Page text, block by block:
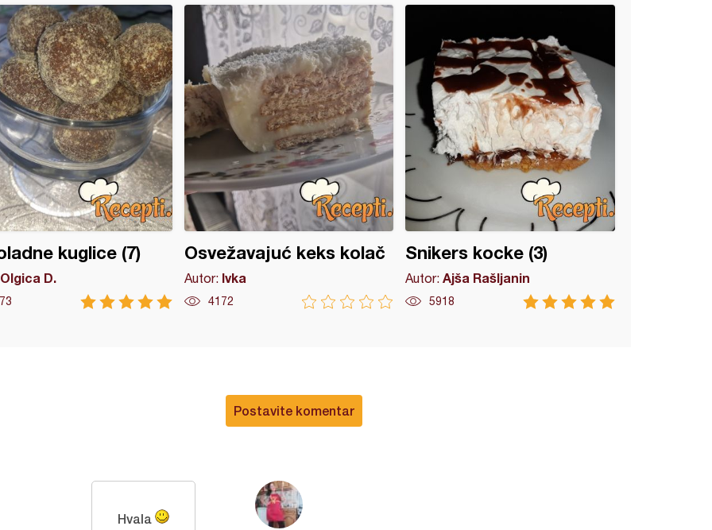
kuglice (7)
Olgica D.
Osvežavajuć keks kolač
Autor: Ivka
4172
Snikers kocke (3)
Autor:Ajša Rašljanin
5918
Postavite komentar
Hvala